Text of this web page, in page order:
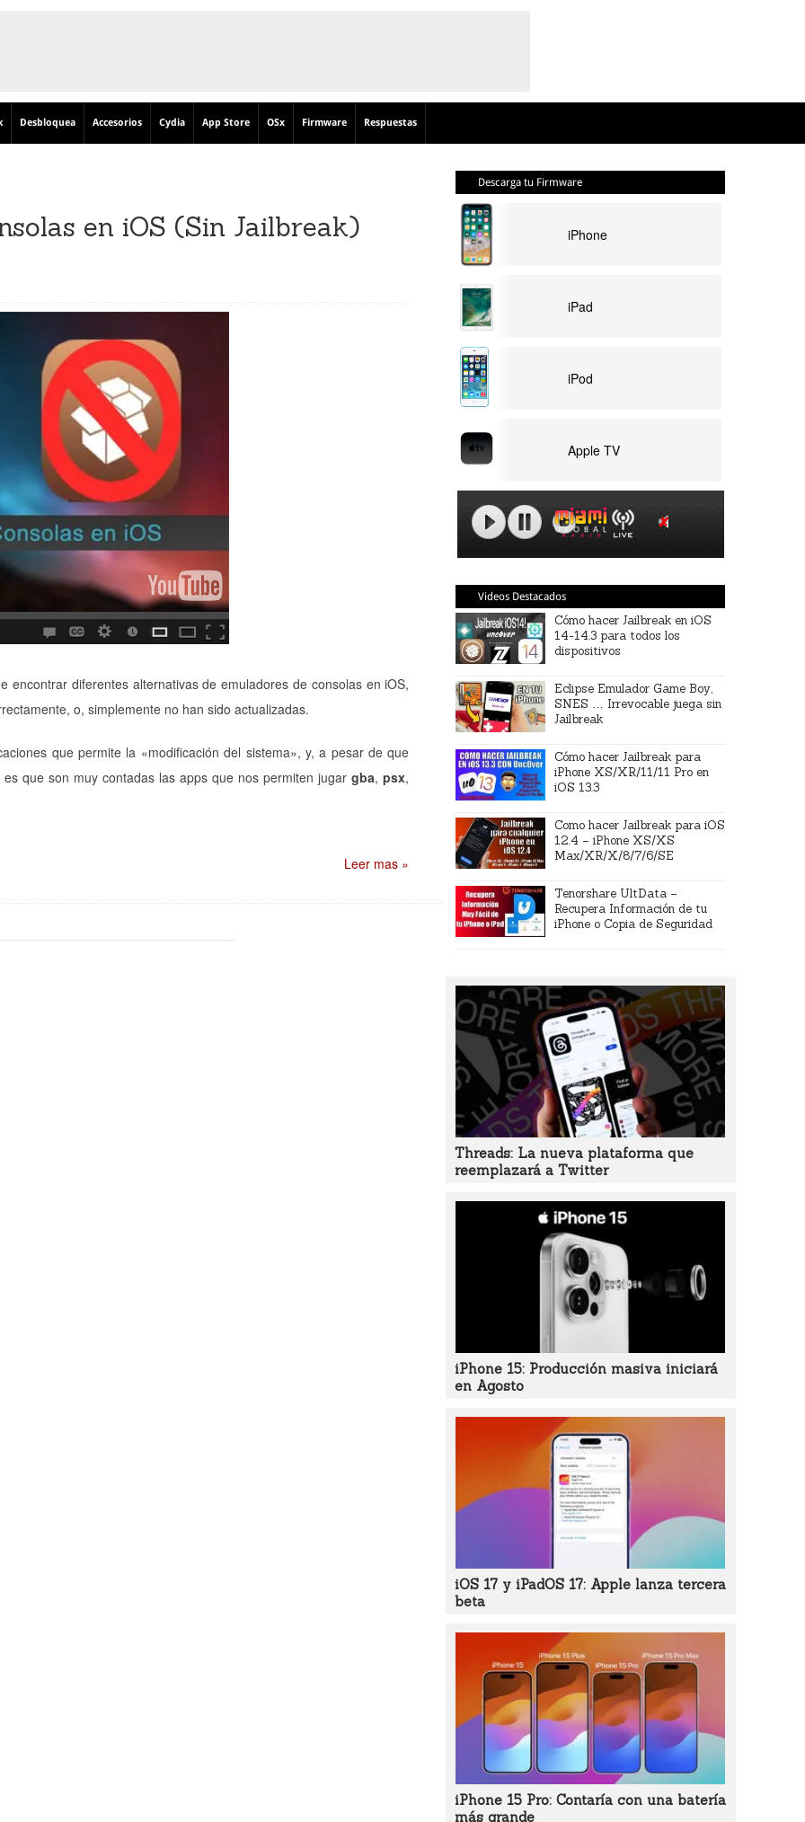
Desbloquea Accesorios Cydia App Store OSx Firmware Respuestas
en iOS (Sin Jailbreak)
encontrar diferentes alternativas de emuladores de consolas en iOS,
o, simplemente no han sido actualizadas.
que permite la «modificación del sistema», y, a pesar de que
que son muy contadas las apps que nos permiten jugargba,psx,
Leer mas »
Descarga tu Firmware
iPhone
iPad
iPod
Apple TV
Videos Destacados
Cómo hacer Jailbreak en iOS
14-14.3 para todos los
dispositivos
Eclipse Emulador Game Boy,
SNES … Irrevocable juega sin
Jailbreak
Cómo hacer Jailbreak para
iPhone XS/XR/11/11 Pro en
iOS 13.3
Como hacer Jailbreak para iOS
12.4 – iPhone XS/XS
Max/XR/X/8/7/6/SE
Tenorshare UltData –
Recupera Información de tu
iPhone o Copia de Seguridad
Threads: La nueva plataforma que
reemplazará a Twitter
iPhone 15: Producción masiva iniciará
en Agosto
iOS 17 y iPadOS 17: Apple lanza tercera
beta
iPhone 15 Pro: Contaría con una batería
más grande